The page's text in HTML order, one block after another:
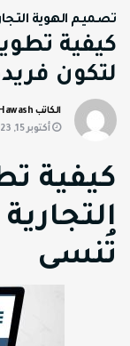
تصميم الهوية
كيفية
لتكون
الكاتب Azza Hawash
أكتوبر 15, 2023 @ 12:19م
كيفية
تُنسى